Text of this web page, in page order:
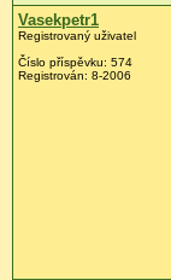
Vasekpetr1
Registrovaný uživatel
Číslo příspěvku: 574
Registrován: 8-2006